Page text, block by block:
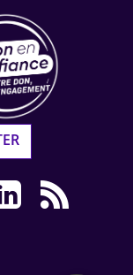
dans une
AVH dans
X AVH dans une
sur Instagram
suivre sur
Flux RSS